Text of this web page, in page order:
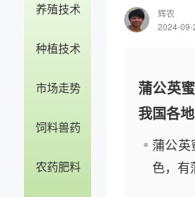
养殖技术
种植技术
市场走势
饲料兽药
农药肥料
辉农
2024-09-
蒲公英
我国各
蒲公
色，有